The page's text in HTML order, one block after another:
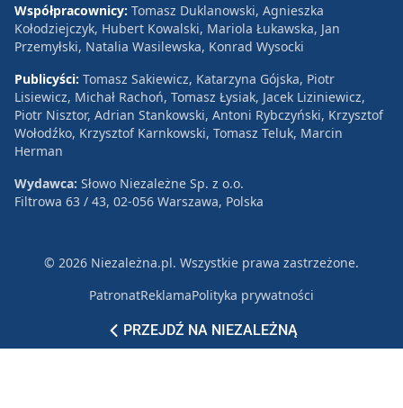
PRZEJDŹ NA NIEZALEŻNĄ
Współpracownicy: Tomasz Duklanowski, Agnieszka
Kołodziejczyk, Hubert Kowalski, Mariola Łukawska, Jan
Przemyłski, Natalia Wasilewska, Konrad Wysocki
Publicyści: Tomasz Sakiewicz, Katarzyna Gójska, Piotr
Lisiewicz, Michał Rachoń, Tomasz Łysiak, Jacek Liziniewicz,
Piotr Nisztor, Adrian Stankowski, Antoni Rybczyński, Krzysztof
Wołodźko, Krzysztof Karnkowski, Tomasz Teluk, Marcin
Herman
Wydawca: Słowo Niezależne Sp. z o.o.
Filtrowa 63 / 43, 02-056 Warszawa, Polska
© 2026 Niezależna.pl. Wszystkie prawa zastrzeżone.
PatronatReklamaPolityka prywatności